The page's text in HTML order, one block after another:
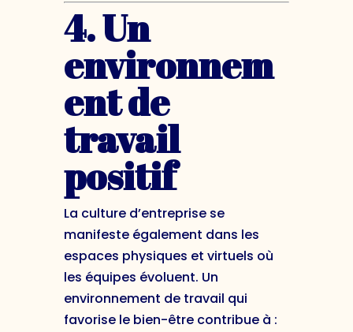
4. Un
environnem
ent de
travail
positif
La culture d’entreprise se
manifeste également dans les
espaces physiques et virtuels où
les équipes évoluent. Un
environnement de travail qui
favorise le bien-être contribue à :